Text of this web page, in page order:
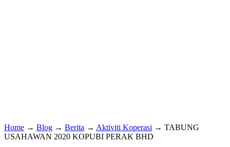
Home → Blog → Berita → Aktiviti Koperasi → TABUNG
USAHAWAN 2020 KOPUBI PERAK BHD